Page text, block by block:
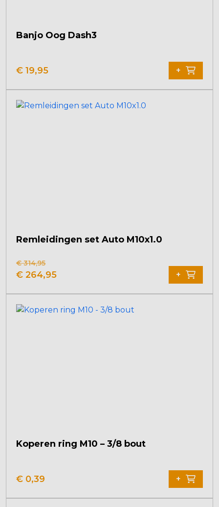
Banjo Oog Dash3
€ 19,95 +
Remleidingen set Auto M10x1.0
€314,95
Oorspronkelijke
€ 314,95.
€ 264,95Huidige
€ 264,95.
+
Koperen ring M10 – 3/8 bout
€ 0,39 +